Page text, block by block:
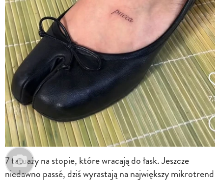
7 tatuaży na stopie, które wracają do łask. Jeszcze
niedawno passé, dziś wyrastają na największy mikrotrend